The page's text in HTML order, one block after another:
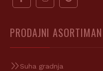
PRODAJNI ASORTIMAN
Suha gradnja